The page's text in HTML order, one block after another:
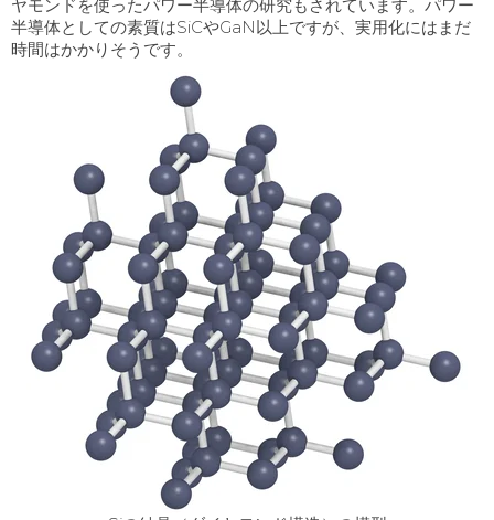
ヤモンドを使ったパワー半導体の研究もされています。パワー
半導体としての素質はSiCやGaN以上ですが、実用化にはまだ
時間はかかりそうです。